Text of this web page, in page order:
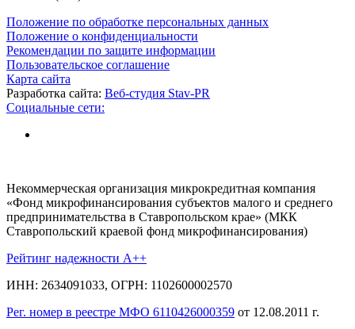
Положение по обработке персональных данных
Положение о конфиденциальности
Рекомендации по защите информации
Пользовательское соглашение
Карта сайта
Разработка сайта: Веб-студия Stav-PR
Социальные сети:
Некоммерческая организация микрокредитная компания
«Фонд микрофинансирования субъектов малого и среднего
предпринимательства в Ставропольском крае» (МКК
Ставропольский краевой фонд микрофинансирования)
Рейтинг надежности A++
ИНН: 2634091033, ОГРН: 1102600002570
Рег. номер в реестре МФО 6110426000359 от 12.08.2011 г.